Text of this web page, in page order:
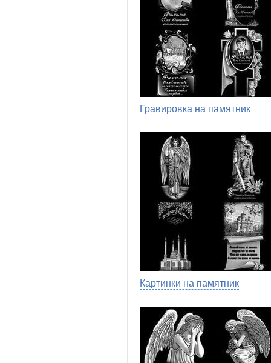
Гравировка на памятник
Картинки на памятник